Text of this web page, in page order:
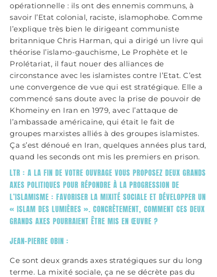
opérationnelle : ils ont des ennemis communs, à
savoir l’Etat colonial, raciste, islamophobe. Comme
l’explique très bien le dirigeant communiste
britannique Chris Harman, qui a dirigé un livre qui
théorise l’islamo-gauchisme, Le Prophète et le
Prolétariat, il faut nouer des alliances de
circonstance avec les islamistes contre l’Etat. C’est
une convergence de vue qui est stratégique. Elle a
commencé sans doute avec la prise de pouvoir de
Khomeiny en Iran en 1979, avec l’attaque de
l’ambassade américaine, qui était le fait de
groupes marxistes alliés à des groupes islamistes.
Ça s’est dénoué en Iran, quelques années plus tard,
quand les seconds ont mis les premiers en prison.
LTR : A LA FIN DE VOTRE OUVRAGE VOUS PROPOSEZ DEUX GRANDS
AXES POLITIQUES POUR RÉPONDRE À LA PROGRESSION DE
L’ISLAMISME : FAVORISER LA MIXITÉ SOCIALE ET DÉVELOPPER UN
« ISLAM DES LUMIÈRES ». CONCRÈTEMENT, COMMENT CES DEUX
GRANDS AXES POURRAIENT ÊTRE MIS EN ŒUVRE ?
JEAN-PIERRE OBIN :
Ce sont deux grands axes stratégiques sur du long
terme. La mixité sociale, ça ne se décrète pas du